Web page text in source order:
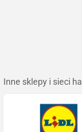
Inne sklepy i sieci